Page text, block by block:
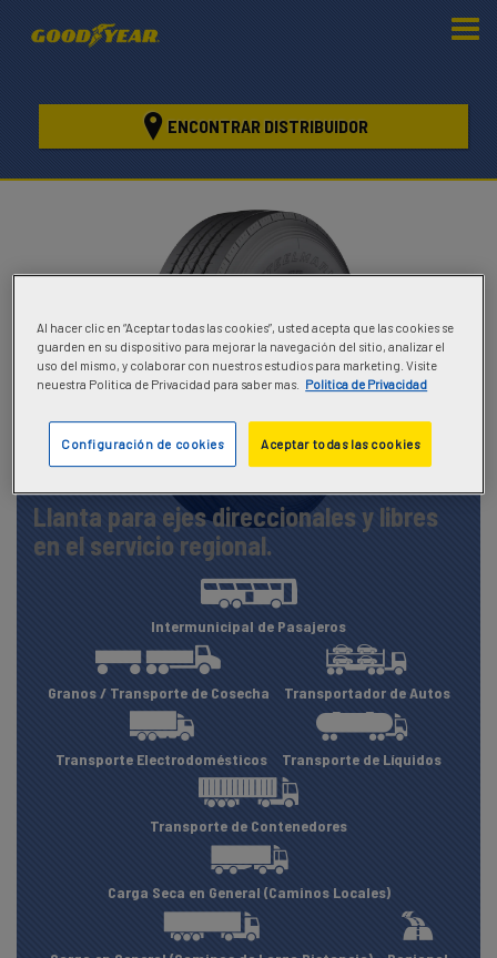
ENCONTRAR DISTRIBUIDOR
Steelmark AGS
Llanta para ejes direccionales y libres
en el servicio regional.
Intermunicipal de Pasajeros
Granos / Transporte de Cosecha Transportador de Autos
Transporte Electrodomésticos Transporte de Líquidos
Transporte de Contenedores
Carga Seca en General (Caminos Locales)
Al hacer clic en “Aceptar todas las cookies”, usted acepta que las cookies se
guarden en su dispositivo para mejorar la navegación del sitio, analizar el
uso del mismo, y colaborar con nuestros estudios para marketing. Visite
neuestra Politica de Privacidad para saber mas.
Politica de Privacidad
Aceptar todas las cookies
Configuración de cookies